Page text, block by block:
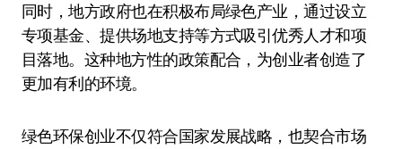
同时，地方政府也在积极布局绿色产业，通过设立
专项基金、提供场地支持等方式吸引优秀人才和项
目落地。这种地方性的政策配合，为创业者创造了
更加有利的环境。
绿色环保创业不仅符合国家发展战略，也契合市场